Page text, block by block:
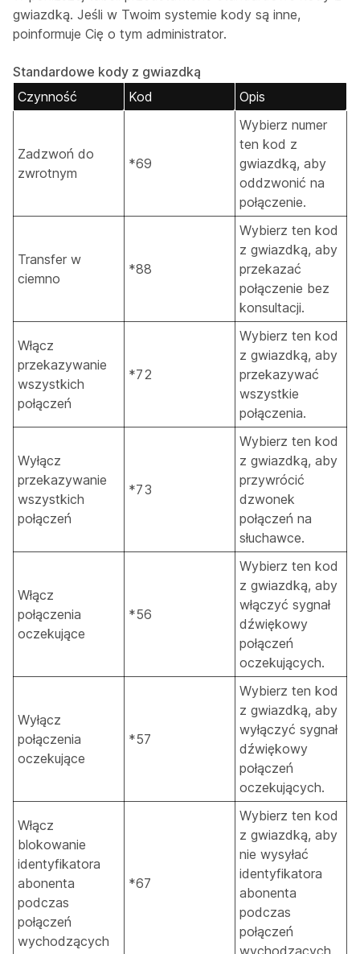
gwiazdką. Jeśli w Twoim systemie kody są inne,
poinformuje Cię o tym administrator.
Standardowe kody z gwiazdką
Czynność
Kod Opis
Zadzwoń do
zwrotnym
*69
Wybierz numer
ten kod z
gwiazdką, aby
oddzwonić na
połączenie.
Transfer w
ciemno
*88
Wybierz ten kod
z gwiazdką, aby
przekazać
połączenie bez
konsultacji.
Włącz
przekazywanie
wszystkich
połączeń
*72
Wybierz ten kod
z gwiazdką, aby
przekazywać
wszystkie
połączenia.
Wyłącz
przekazywanie
wszystkich
połączeń
*73
Wybierz ten kod
z gwiazdką, aby
przywrócić
dzwonek
połączeń na
słuchawce.
Włącz
połączenia
oczekujące
*56
Wybierz ten kod
z gwiazdką, aby
włączyć sygnał
dźwiękowy
połączeń
oczekujących.
Wyłącz
połączenia
oczekujące
*57
Wybierz ten kod
z gwiazdką, aby
wyłączyć sygnał
dźwiękowy
połączeń
oczekujących.
Włącz
blokowanie
identyfikatora
abonenta
podczas
połączeń
wychodzących
*67
Wybierz ten kod
z gwiazdką, aby
nie wysyłać
identyfikatora
abonenta
podczas
połączeń
wychodzących.